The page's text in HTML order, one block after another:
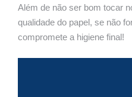
Além de não ser bom tocar
qualidade do papel, se não
compromete a higiene final!